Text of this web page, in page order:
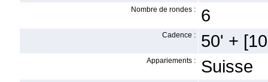
Nombre de rondes : 6
Cadence : 50' +
Appariements : Suisse